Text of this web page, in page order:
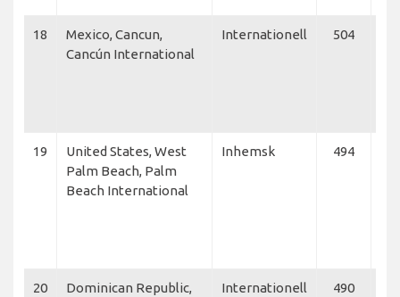
18
Mexico, Cancun,
Cancún International
Internationell 504
19
United States, West
Palm Beach, Palm
Beach International
Inhemsk 494
20
Dominican Republic,
Internationell 490